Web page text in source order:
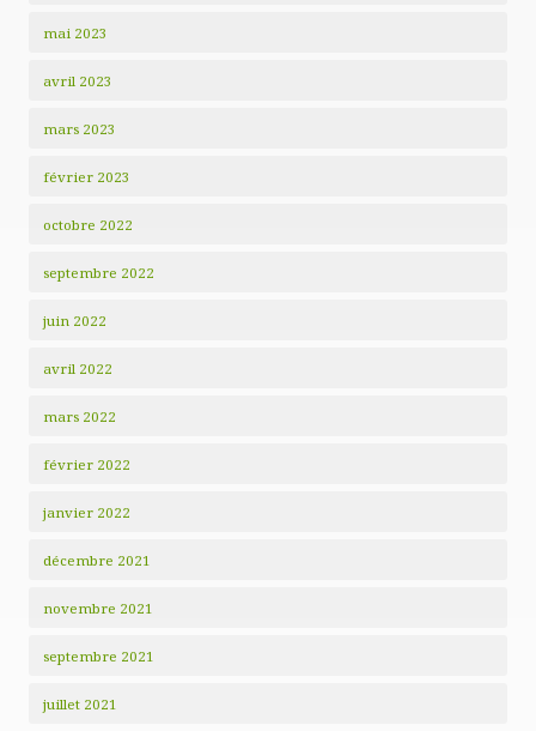
mai 2023
avril 2023
mars 2023
février 2023
octobre 2022
septembre 2022
juin 2022
avril 2022
mars 2022
février 2022
janvier 2022
décembre 2021
novembre 2021
septembre 2021
juillet 2021